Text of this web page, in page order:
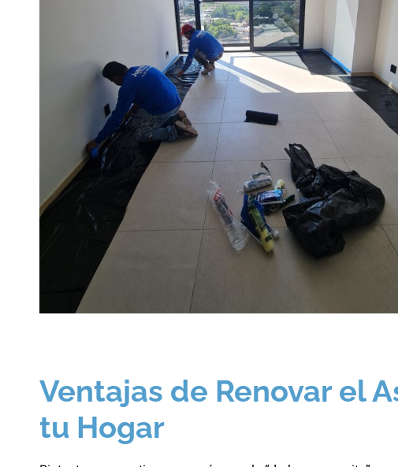
Ventajas de Renovar el
tu Hogar